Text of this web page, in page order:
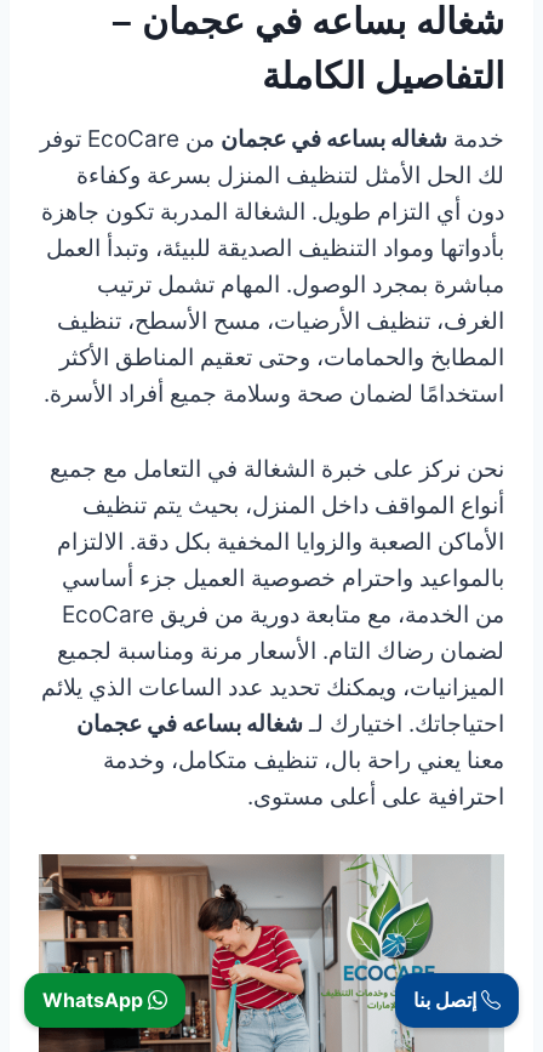
شغاله بساعه في عجمان –
التفاصيل الكاملة
خدمة شغاله بساعه في عجمان
من EcoCare توفر
لك الحل الأمثل لتنظيف المنزل بسرعة وكفاءة
دون أي التزام طويل. الشغالة المدربة تكون جاهزة
بأدواتها ومواد التنظيف الصديقة للبيئة، وتبدأ العمل
مباشرة بمجرد الوصول. المهام تشمل ترتيب
الغرف، تنظيف الأرضيات، مسح الأسطح، تنظيف
المطابخ والحمامات، وحتى تعقيم المناطق الأكثر
استخدامًا لضمان صحة وسلامة جميع أفراد الأسرة.
نحن نركز على خبرة الشغالة في التعامل مع جميع
أنواع المواقف داخل المنزل، بحيث يتم تنظيف
الأماكن الصعبة والزوايا المخفية بكل دقة. الالتزام
بالمواعيد واحترام خصوصية العميل جزء أساسي
من الخدمة، مع متابعة دورية من فريق EcoCare
لضمان رضاك التام. الأسعار مرنة ومناسبة لجميع
الميزانيات، ويمكنك تحديد عدد الساعات الذي يلائم
احتياجاتك. اختيارك لـشغاله بساعه في عجمان
معنا يعني راحة بال، تنظيف متكامل، وخدمة
احترافية على أعلى مستوى.
إتصل بنا